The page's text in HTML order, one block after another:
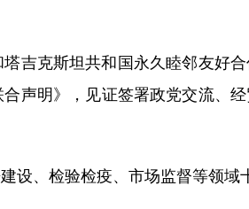
克斯坦共和国永久睦邻友好合
声明》，见证签署政党交流、
、检验检疫、市场监督等领域